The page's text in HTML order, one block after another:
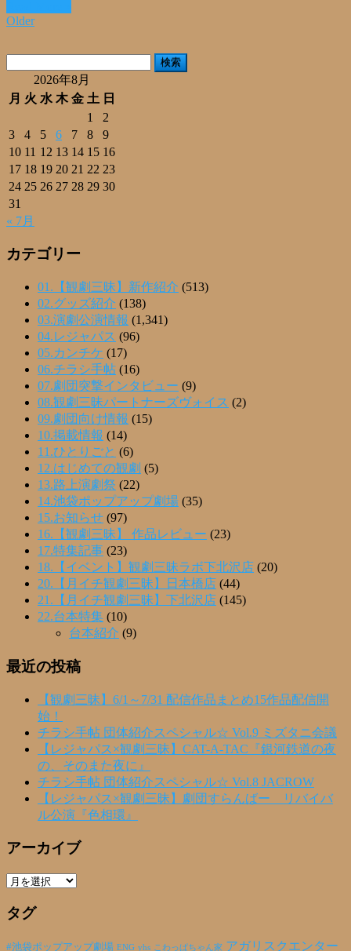
共
Older
2026年8月
月 火 水 木 金 土 日
1
2
3
4 5 6 7 8
9
10 11 12 13 14 15 16
17 18 19 20 21 22 23
24 25 26 27 28 29 30
31
« 7月
カテゴリー
01.【観劇三昧】新作紹介 (513)
02.グッズ紹介 (138)
03.演劇公演情報 (1,341)
04.レジャパス (96)
05.カンチケ (17)
06.チラシ手帖 (16)
07.劇団突撃インタビュー (9)
08.観劇三昧パートナーズヴォイス (2)
09.劇団向け情報 (15)
10.掲載情報 (14)
11.ひとりごと (6)
12.はじめての観劇 (5)
13.路上演劇祭 (22)
14.池袋ポップアップ劇場 (35)
15.お知らせ (97)
16.【観劇三昧】 作品レビュー (23)
17.特集記事 (23)
18.【イベント】観劇三昧ラボ下北沢店 (20)
20.【月イチ観劇三昧】日本橋店 (44)
21.【月イチ観劇三昧】下北沢店 (145)
22.台本特集 (10)
台本紹介 (9)
最近の投稿
【観劇三昧】6/1～7/31 配信作品まとめ15作品配信開
始！
チラシ手帖 団体紹介スペシャル☆ Vol.9 ミズタニ会議
【レジャパス×観劇三昧】CAT-A-TAC『銀河鉄道の夜
の、そのまた夜に』
チラシ手帖 団体紹介スペシャル☆ Vol.8 JACROW
【レジャパス×観劇三昧】劇団すらんばー リバイバ
ル公演『色相環』
アーカイブ
ア
カ
ブ
タグ
#池袋ポップアップ劇場 ENG yhs こわっぱちゃん家 アガリスクエンター